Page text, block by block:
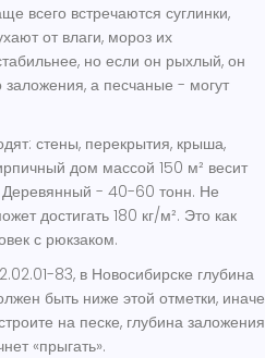
всего встречаются суглинки,
от влаги, мороз их
но если он рыхлый, он
заложения, а песчаные - могут
стены, перекрытия, крыша,
дом массой 150 м² весит
Деревянный - 40-60 тонн. Не
достигать 180 кг/м². Это как
с рюкзаком.
83, в Новосибирске глубина
быть ниже этой отметки, иначе
на песке, глубина заложения
«прыгать».